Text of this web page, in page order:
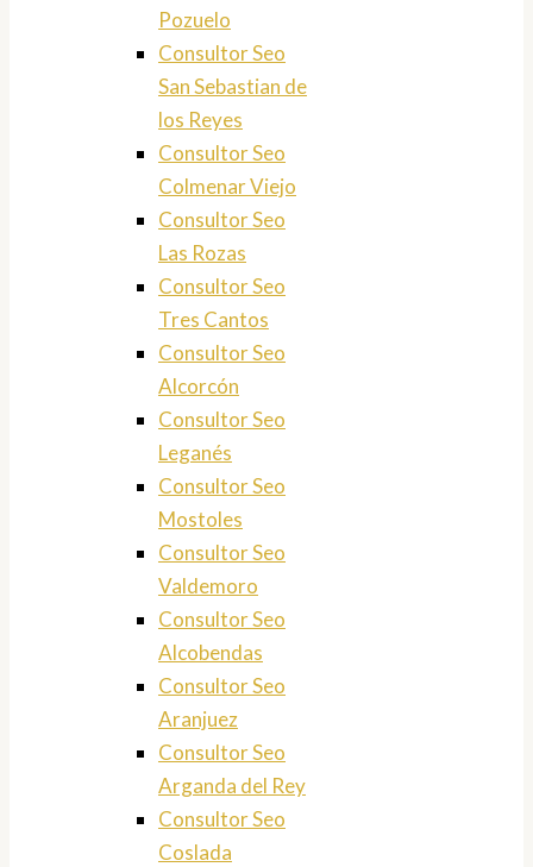
Pozuelo
Consultor Seo
San Sebastian de
los Reyes
Consultor Seo
Colmenar Viejo
Consultor Seo
Las Rozas
Consultor Seo
Tres Cantos
Consultor Seo
Alcorcón
Consultor Seo
Leganés
Consultor Seo
Mostoles
Consultor Seo
Valdemoro
Consultor Seo
Alcobendas
Consultor Seo
Aranjuez
Consultor Seo
Arganda del Rey
Consultor Seo
Coslada